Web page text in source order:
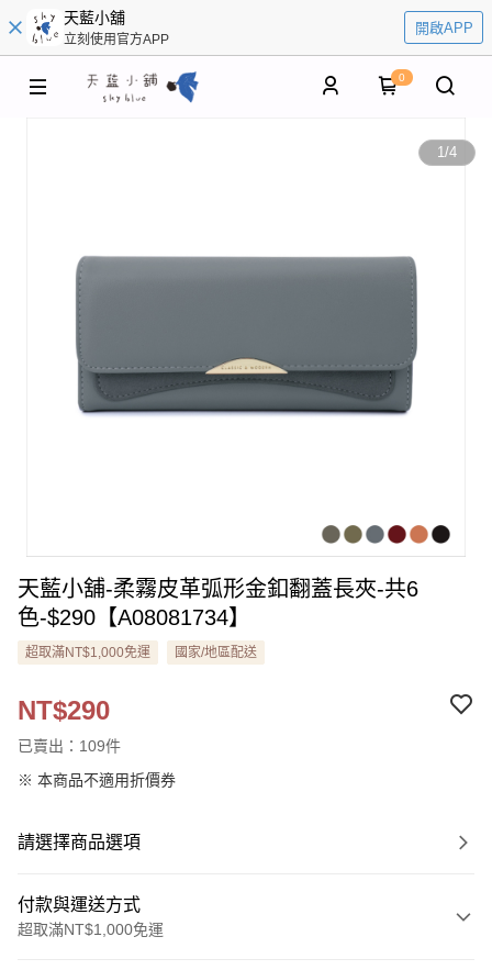
天藍小舖
立刻使用官方APP
開啟APP
0
1/4
天藍小舖-柔霧皮革弧形金釦翻蓋長夾-共6
色-$290【A08081734】
超取滿NT$1,000免運 國家/地區配送
NT$290
已賣出：109件
※ 本商品不適用折價券
請選擇商品選項
付款與運送方式
超取滿NT$1,000免運